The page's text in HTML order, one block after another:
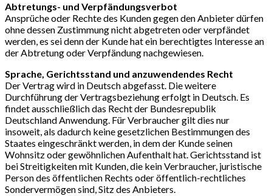
Abtretungs- und Verpfändungsverbot
Ansprüche oder Rechte des Kunden gegen den Anbieter dürfen
ohne dessen Zustimmung nicht abgetreten oder verpfändet
werden, es sei denn der Kunde hat ein berechtigtes Interesse an
der Abtretung oder Verpfändung nachgewiesen.
Sprache, Gerichtsstand und anzuwendendes Recht
Der Vertrag wird in Deutsch abgefasst. Die weitere
Durchführung der Vertragsbeziehung erfolgt in Deutsch. Es
findet ausschließlich das Recht der Bundesrepublik
Deutschland Anwendung. Für Verbraucher gilt dies nur
insoweit, als dadurch keine gesetzlichen Bestimmungen des
Staates eingeschränkt werden, in dem der Kunde seinen
Wohnsitz oder gewöhnlichen Aufenthalt hat. Gerichtsstand ist
bei Streitigkeiten mit Kunden, die kein Verbraucher, juristische
Person des öffentlichen Rechts oder öffentlich-rechtliches
Sondervermögen sind, Sitz des Anbieters.